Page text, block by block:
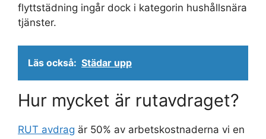
flyttstädning ingår dock i kategorin hushållsnära
tjänster.
Läs också: Städar upp
Hur mycket är rutavdraget?
RUT avdrag är 50% av arbetskostnaderna vi en